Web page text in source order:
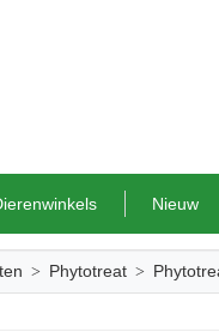
Nieuw
Phytotreat